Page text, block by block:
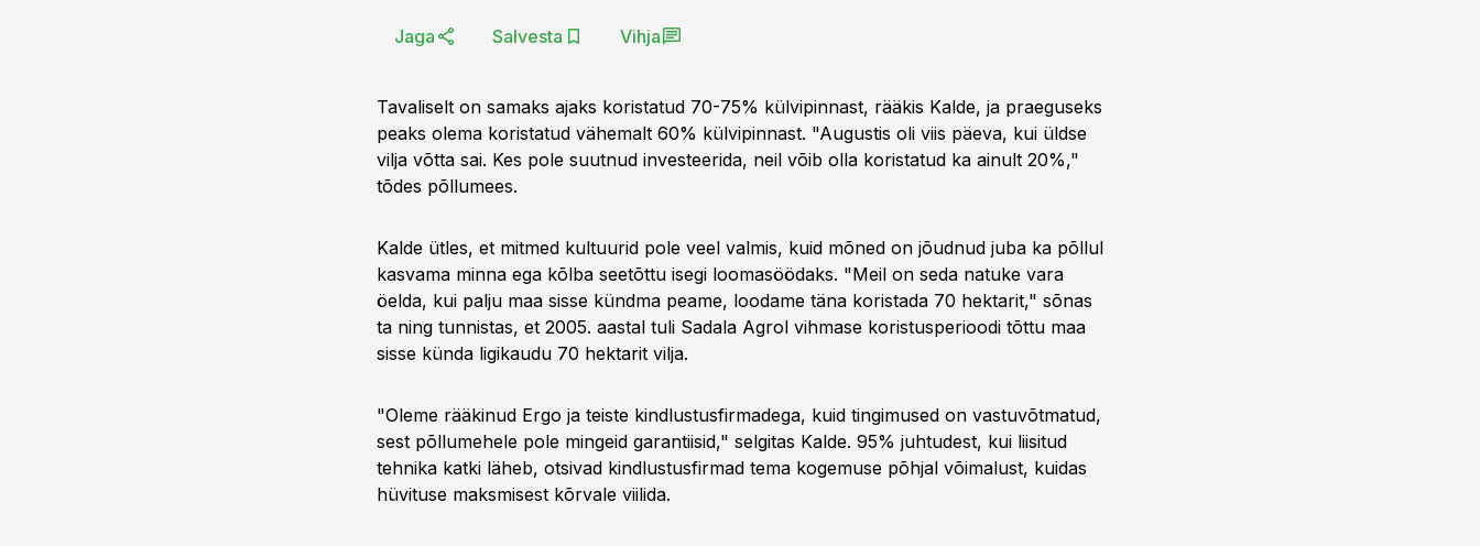
Jaga Salvesta Vihja
Tavaliselt on samaks ajaks koristatud 70-75% külvipinnast, rääkis Kalde, ja praeguseks
peaks olema koristatud vähemalt 60% külvipinnast. "Augustis oli viis päeva, kui üldse
vilja võtta sai. Kes pole suutnud investeerida, neil võib olla koristatud ka ainult 20%,"
tõdes põllumees.
Kalde ütles, et mitmed kultuurid pole veel valmis, kuid mõned on jõudnud juba ka põllul
kasvama minna ega kõlba seetõttu isegi loomasöödaks. "Meil on seda natuke vara
öelda, kui palju maa sisse kündma peame, loodame täna koristada 70 hektarit," sõnas
ta ning tunnistas, et 2005. aastal tuli Sadala Agrol vihmase koristusperioodi tõttu maa
sisse künda ligikaudu 70 hektarit vilja.
"Oleme rääkinud Ergo ja teiste kindlustusfirmadega, kuid tingimused on vastuvõtmatud,
sest põllumehele pole mingeid garantiisid," selgitas Kalde. 95% juhtudest, kui liisitud
tehnika katki läheb, otsivad kindlustusfirmad tema kogemuse põhjal võimalust, kuidas
hüvituse maksmisest kõrvale viilida.